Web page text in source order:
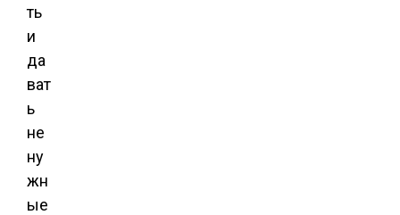
ть
и
да
ват
ь
не
ну
жн
ые